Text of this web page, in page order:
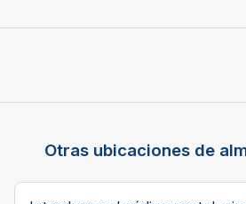
Otras ubicaciones de
Código postal, ciudad o pueblo